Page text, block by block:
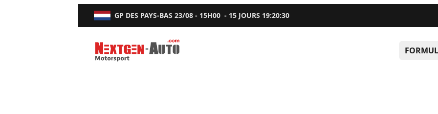
GP DES PAYS-BAS 23/08 - 15H00 - 15 JOURS 19:20:29
Nextgen-Auto.com